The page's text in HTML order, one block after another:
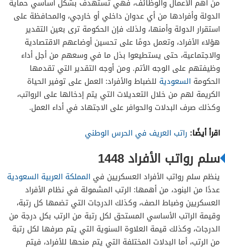
من أهم الأعمال والوظائف، فهي تستهدف بشكل أساسي حماية
الدولة وأفرادها من أي عدوان داخلي أو خارجي، والمحافظة على
استقرار الدولة وأمنها، ولذلك فإن الحكومة ترى بعين التقدير
هؤلاء الأفراد، وتعمل دومًا على تحسين أوضاعهم الاقتصادية
والاجتماعية، حتى يستطيعوا بذل ما في وسعهم من أجل أداء
وظيفتهم على الوجه الأتم. ومن أوجه التقدير التي تقدمها
الحكومة السعودية للضباط والأفراد: العمل على توفير الحياة
الكريمة لهم من خلال التعديلات التي يتم إدخالها على الرواتب،
وكذلك صرف البدلات والحوافر على الاجتهاد في أداء العمل.
اقرأ أيضًا: راتب العريف في الحرس الوطني
سلم رواتب الأفراد 1448
ينظم سلم رواتب الأفراد العسكريين في المملكة العربية السعودية
عددًا من البنود، من أهمها: الرتب المشمولة في نظام الأفراد
العسكريين وضباط الصف، وكذلك الدرجات التي تضمها كل رتبة،
وقيمة الراتب الأساسي المستحق لكل رتبة من الرتب بكل درجة من
الدرجات، وكذلك قيمة العلاوة السنوية التي يتم صرفها لكل رتبة
من الرتب، أما البدلات المختلفة التي يتم منحها للأفراد، فيتم